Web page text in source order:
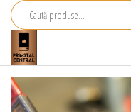
Central
SRL